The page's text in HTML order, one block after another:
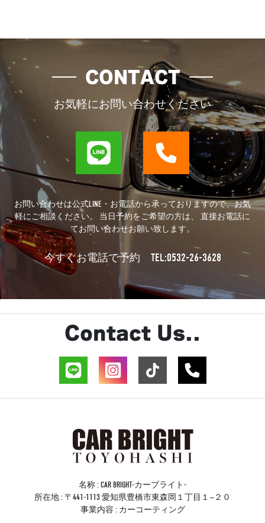
CONTACT
お気軽にお問い合わせください
お問い合わせは公式LINE・お電話から承っておりますので、お気
軽にご相談ください。 当日予約をご希望の方は、 直接お電話に
てお問い合わせお願い致します。
今すぐお電話で予約 TEL:0532-26-3628
Contact Us..
名称 : CAR BRIGHT-カーブライト-
所在地 : 〒441-1113 愛知県豊橋市東森岡１丁目１−２０
事業内容 : カーコーティング